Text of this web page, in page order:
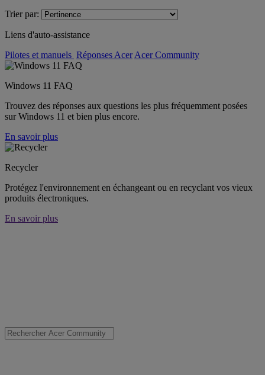
Trier par:
Liens d'auto-assistance
Pilotes et manuels Réponses Acer Acer Community
Windows 11 FAQ
Trouvez des réponses aux questions les plus fréquemment posées
sur Windows 11 et bien plus encore.
En savoir plus
Recycler
Protégez l'environnement en échangeant ou en recyclant vos vieux
produits électroniques.
En savoir plus